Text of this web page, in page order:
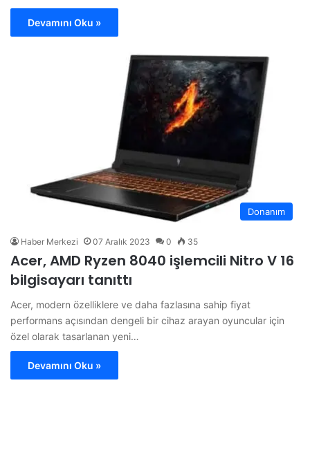
Devamını Oku »
Donanım
Haber Merkezi 07 Aralık 2023 0 35
Acer, AMD Ryzen 8040 işlemcili Nitro V 16
bilgisayarı tanıttı
Acer, modern özelliklere ve daha fazlasına sahip fiyat
performans açısından dengeli bir cihaz arayan oyuncular için
özel olarak tasarlanan yeni…
Devamını Oku »